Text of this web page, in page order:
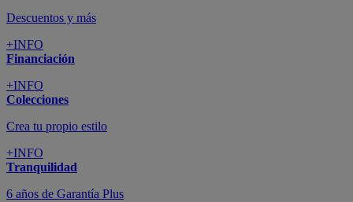
Descuentos y más
+INFO
Financiación
+INFO
Colecciones
Crea tu propio estilo
+INFO
Tranquilidad
6 años de Garantía Plus